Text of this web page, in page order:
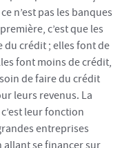
n’est pas les banques
c’est que les
du crédit ; elles font de
font moins de crédit,
de faire du crédit
leurs revenus. La
leur fonction
entreprises